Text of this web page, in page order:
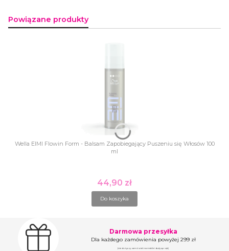
Powiązane produkty
Wella EIMI Flowin Form - Balsam Zapobiegający Puszeniu się Włosów 100
ml
Cena
44,90 zł
Do koszyka
Darmowa przesyłka
Dla każdego zamówienia powyżej 299 zł
(nie dotyczy zamówień na meble i duży sprzęt)